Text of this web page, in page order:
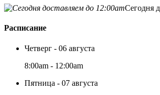
Сегодня
Расписание
Четверг - 06 августа
8:00am - 12:00am
Пятница - 07 августа